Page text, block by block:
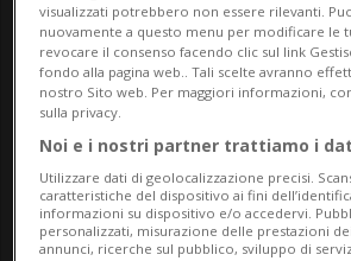
monete da 20
argento)
visualizzati potrebbero non essere rilevanti.
nuovamente a questo menu per modificare le
revocare il consenso facendo clic sul link
fondo alla pagina web.. Tali scelte avranno
nostro Sito web. Per maggiori informazioni,
sulla privacy.
Noi e i nostri partner trattiamo i
Utilizzare dati di geolocalizzazione precisi.
caratteristiche del dispositivo ai fini
informazioni su dispositivo e/o accedervi.
personalizzati, misurazione delle prestazioni
annunci, ricerche sul pubblico, sviluppo di